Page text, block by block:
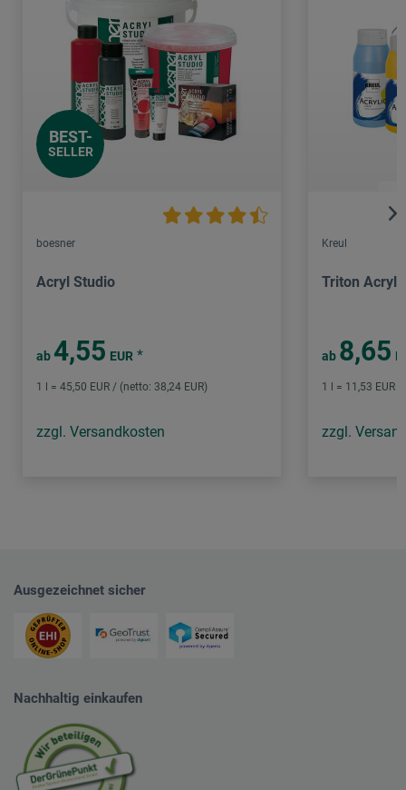
BEST-
SELLER
boesner
Acryl Studio
ab 4,55 EUR *
1 l = 45,50 EUR / (netto: 38,24 EUR)
zzgl. Versandkosten
Kreul
Triton
ab 8,65
1 l = 11,53 EUR
zzgl.
Ausgezeichnet sicher
Nachhaltig einkaufen